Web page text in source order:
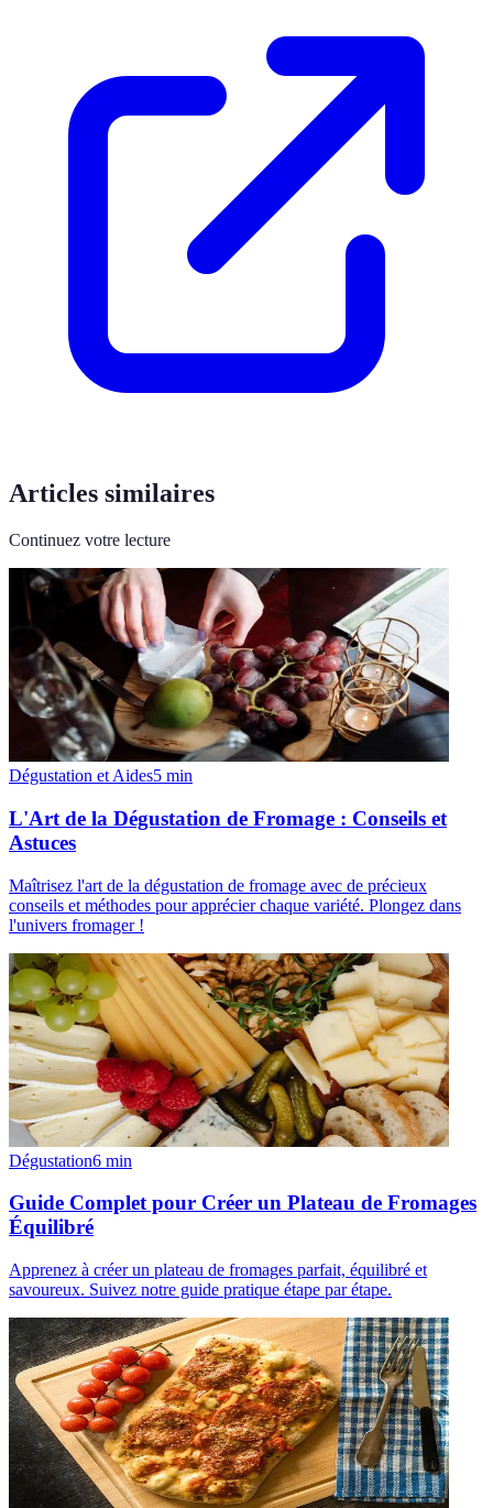
Articles similaires
Continuez votre lecture
Dégustation et Aides5 min
L'Art de la Dégustation de Fromage : Conseils et
Astuces
Maîtrisez l'art de la dégustation de fromage avec de précieux
conseils et méthodes pour apprécier chaque variété. Plongez dans
l'univers fromager !
Dégustation6 min
Guide Complet pour Créer un Plateau de Fromages
Équilibré
Apprenez à créer un plateau de fromages parfait, équilibré et
savoureux. Suivez notre guide pratique étape par étape.